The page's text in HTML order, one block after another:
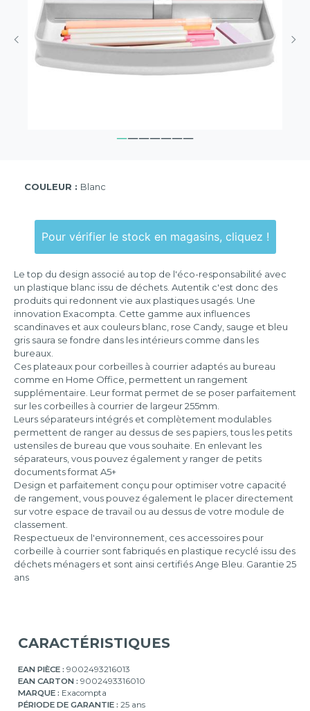
COULEUR : Blanc
Pour vérifier le stock en magasins, cliquez !
Le top du design associé au top de l'éco-responsabilité avec
un plastique blanc issu de déchets. Autentik c'est donc des
produits qui redonnent vie aux plastiques usagés. Une
innovation Exacompta. Cette gamme aux influences
scandinaves et aux couleurs blanc, rose Candy, sauge et bleu
gris saura se fondre dans les intérieurs comme dans les
bureaux.
Ces plateaux pour corbeilles à courrier adaptés au bureau
comme en Home Office, permettent un rangement
supplémentaire. Leur format permet de se poser parfaitement
sur les corbeilles à courrier de largeur 255mm.
Leurs séparateurs intégrés et complètement modulables
permettent de ranger au dessus de ses papiers, tous les petits
ustensiles de bureau que vous souhaite. En enlevant les
séparateurs, vous pouvez également y ranger de petits
documents format A5+
Design et parfaitement conçu pour optimiser votre capacité
de rangement, vous pouvez également le placer directement
sur votre espace de travail ou au dessus de votre module de
classement.
Respectueux de l'environnement, ces accessoires pour
corbeille à courrier sont fabriqués en plastique recyclé issu des
déchets ménagers et sont ainsi certifiés Ange Bleu. Garantie 25
ans
CARACTÉRISTIQUES
EAN PIÈCE : 9002493216013
EAN CARTON : 9002493316010
MARQUE : Exacompta
PÉRIODE DE GARANTIE : 25 ans